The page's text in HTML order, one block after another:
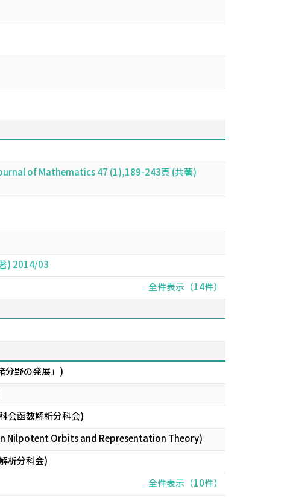
of Mathematics 47 (1),189-243頁 (共著)
) 2014/03
全件表示（14件）
分野の発展」)
会函数解析分科会)
Nilpotent Orbits and Representation Theory)
析分科会)
全件表示（10件）